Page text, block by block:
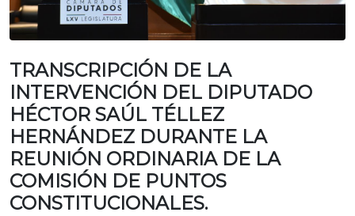
TRANSCRIPCIÓN DE LA
INTERVENCIÓN DEL DIPUTADO
HÉCTOR SAÚL TÉLLEZ
HERNÁNDEZ DURANTE LA
REUNIÓN ORDINARIA DE LA
COMISIÓN DE PUNTOS
CONSTITUCIONALES.